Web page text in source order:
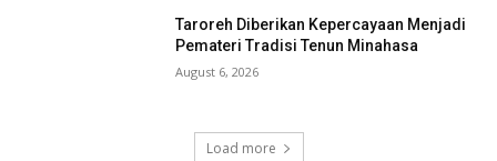
Taroreh Diberikan Kepercayaan Menjadi
Pemateri Tradisi Tenun Minahasa
August 6, 2026
Load more